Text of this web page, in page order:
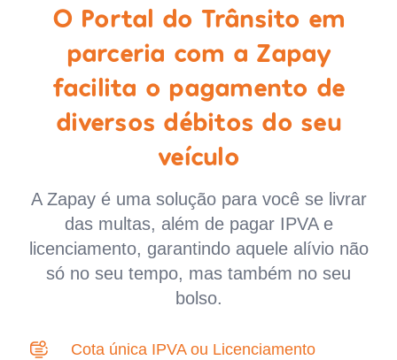
O Portal do Trânsito em
parceria com a Zapay
facilita o pagamento de
diversos débitos do seu
veículo
A Zapay é uma solução para você se livrar
das multas, além de pagar IPVA e
licenciamento, garantindo aquele alívio não
só no seu tempo, mas também no seu
bolso.
Cota única IPVA ou Licenciamento